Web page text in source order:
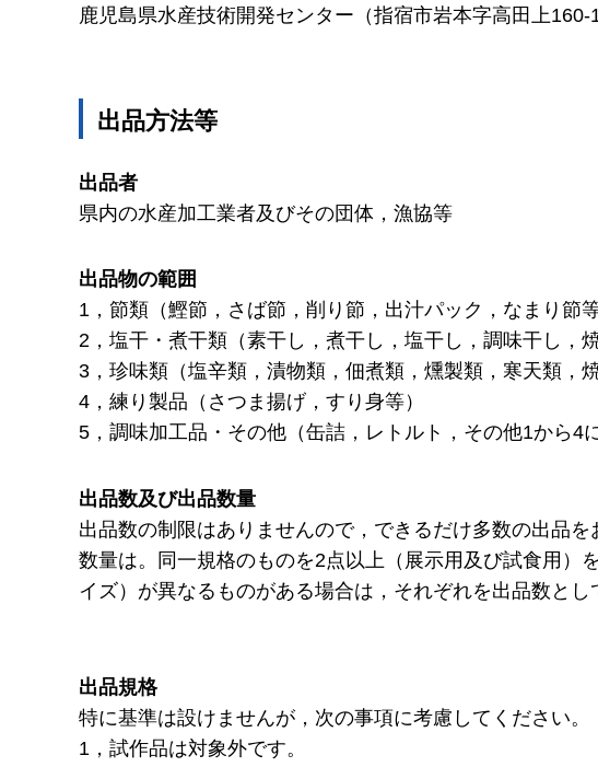
鹿児島県水産技術開発センター（指宿市岩本字高田上160-
出品方法等
出品者
県内の水産加工業者及びその団体，漁協等
出品物の範囲
1，節類（鰹節，さば節，削り節，出汁パック，なまり節等
2，塩干・煮干類（素干し，煮干し，塩干し，調味干し，焼
3，珍味類（塩辛類，漬物類，佃煮類，燻製類，寒天類，焼
4，練り製品（さつま揚げ，すり身等）
5，調味加工品・その他（缶詰，レトルト，その他1から4
出品数及び出品数量
出品数の制限はありませんので，できるだけ多数の出品を
数量は。同一規格のものを2点以上（展示用及び試食用）
イズ）が異なるものがある場合は，それぞれを出品数とし
出品規格
特に基準は設けませんが，次の事項に考慮してください。
1，試作品は対象外です。